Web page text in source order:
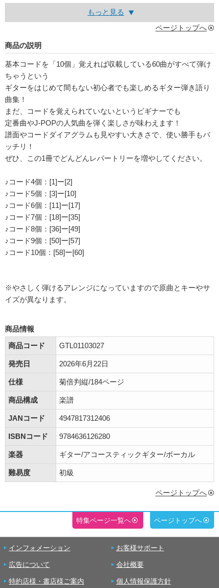
もっと見る
ページトップへ
商品の説明
基本コードを「10個」覚えれば収載している60曲がすべて弾け
ちゃうという
ギターをはじめて間もない初心者でも楽しめるギター弾き語り
曲集！
まだ、コードを覚えられていないというビギナーでも
定番曲やJ-POPの人気曲を弾く楽しさが味わえます！
譜面やコードダイアグラムも見やすい大きさで、使い勝手もバ
ッチリ！
ぜひ、この1冊でどんどんレパートリーを増やしてください。
♪コード4個：[1]ー[2]
♪コード5個：[3]ー[10]
♪コード6個：[11]ー[17]
♪コード7個：[18]ー[35]
♪コード8個：[36]ー[49]
♪コード9個：[50]ー[57]
♪コード10個：[58]ー[60]
※やさしく弾けるアレンジになっていますので原曲とキーやサ
イズが異なります。
商品情報
商品コード
GTL01103027
発売日 2026年6月22日
仕様 菊倍判縦/184ページ
商品構成 楽譜
JANコード 4947817312406
ISBNコード 9784636126280
楽器 ギター/アコースティックギター/ボーカル
難易度 初級
ページトップへ
特集ページ一覧へ ページトップへ
インフォメーション お客様サポート
広告について 会社概要
特約店様・書店様ご案内 個人情報保護方針